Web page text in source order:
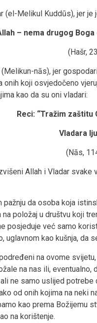
(el-Melikul Kuddūs), jer
– nema drugog
(Hašr,
nās), jer
onih koji osvjedočeno
kao da su oni vladari:
Reci: “Tražim zaštitu
Vladara
(Nās,
Allah i Vladar
pažnju da osoba koja
položaj u društvu koji
posjeduje već samo
uglavnom kao kušnja, da
na ovome
na nas ili, eventualno,
ne samo uslijed
od onih kojima na neki
kao prema Božijemu
na korištenje.